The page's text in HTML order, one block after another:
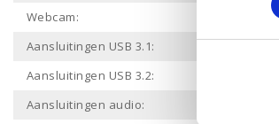
Webcam:
Aansluitingen USB 3.1:
Aansluitingen USB 3.2:
Aansluitingen audio: